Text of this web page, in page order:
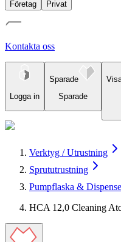
Företag Privat
Kontakta oss
Logga in
Sparade
Sparade
Verktyg / Utrustning
Sprututrustning
Pumpflaska &
HCA 12,0 Cleaning